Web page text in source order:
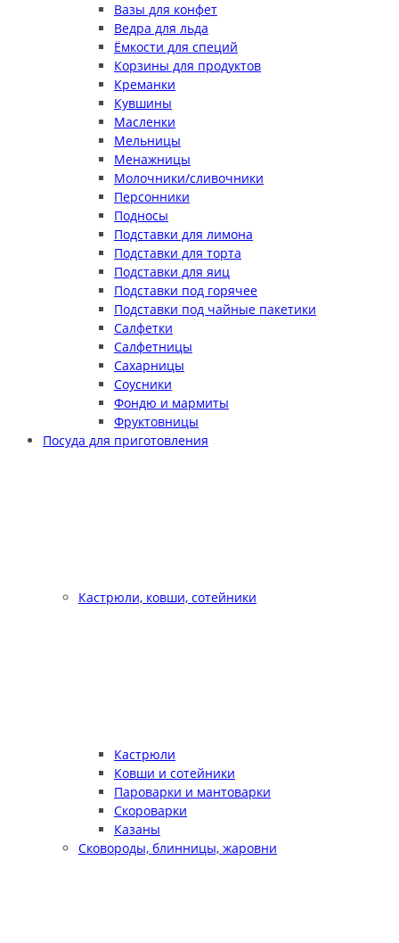
Вазы для конфет
Ведра для льда
Ёмкости для специй
Корзины для продуктов
Креманки
Кувшины
Масленки
Мельницы
Менажницы
Молочники/сливочники
Персонники
Подносы
Подставки для лимона
Подставки для торта
Подставки для яиц
Подставки под горячее
Подставки под чайные пакетики
Салфетки
Салфетницы
Сахарницы
Соусники
Фондю и мармиты
Фруктовницы
Посуда для приготовления
Кастрюли, ковши, сотейники
Кастрюли
Ковши и сотейники
Пароварки и мантоварки
Скороварки
Казаны
Сковороды, блинницы, жаровни